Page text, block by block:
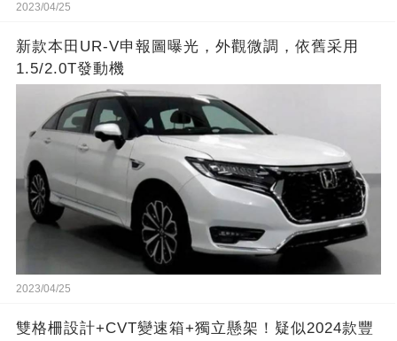
2023/04/25
新款本田UR-V申報圖曝光，外觀微調，依舊采用
1.5/2.0T發動機
2023/04/25
雙格柵設計+CVT變速箱+獨立懸架！疑似2024款豐